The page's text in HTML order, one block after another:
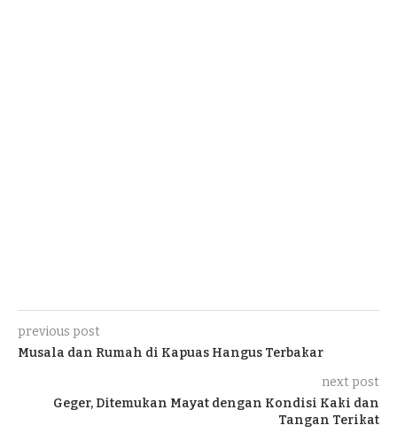
previous post
Musala dan Rumah di Kapuas Hangus Terbakar
next post
Geger, Ditemukan Mayat dengan Kondisi Kaki dan
Tangan Terikat